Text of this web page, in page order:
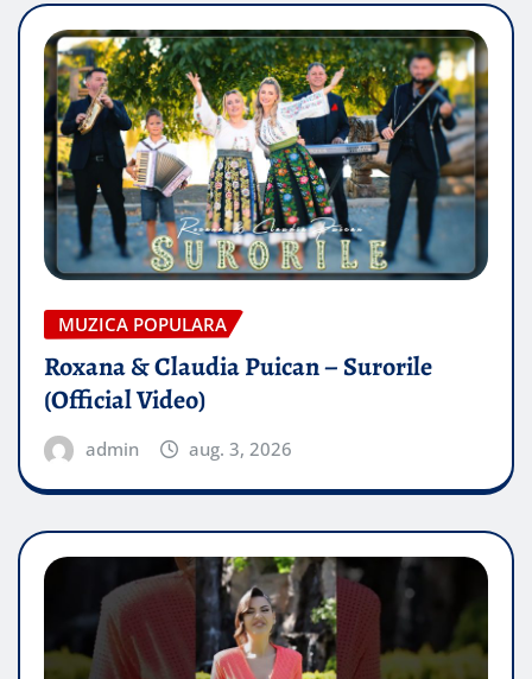
MUZICA POPULARA
Roxana & Claudia Puican – Surorile
(Official Video)
admin aug. 3, 2026